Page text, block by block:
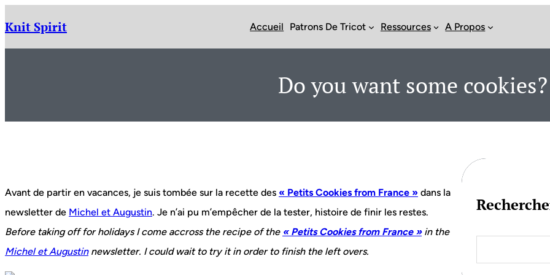
contenu
Knit Spirit Accueil Patrons De Tricot Ressources A Propos
Do you want some cookies?
Avant de partir en vacances, je suis tombée sur la recette des « Petits Cookies from France » dans la
newsletter de Michel et Augustin. Je n’ai pu m’empêcher de la tester, histoire de finir les restes.
Before taking off for holidays I come accross the recipe of the « Petits Cookies from France »in the
Michel et Augustinnewsletter. I could wait to try it in order to finish the left overs.
a